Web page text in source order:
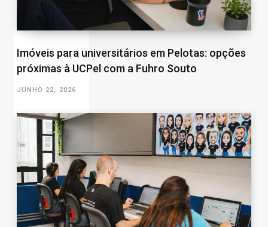
Imóveis para universitários em Pelotas: opções
próximas à UCPel com a Fuhro Souto
JUNHO 22, 2026